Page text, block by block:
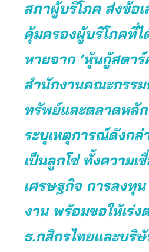
สภาผู้บริโภค ส่งข้อเ
คุ้มครองผู้บริโภคที่ไ
หายจาก ‘หุ้นกู้สตาร์
สำนักงานคณะกรร
ทรัพย์และตลาดหลั
ระบุเหตุการณ์ดังกล่
เป็นลูกโซ่ ทั้งความเ
เศรษฐกิจ การลงทุ
งาน พร้อมขอให้เร่ง
ธ.กสิกรไทยและบริ